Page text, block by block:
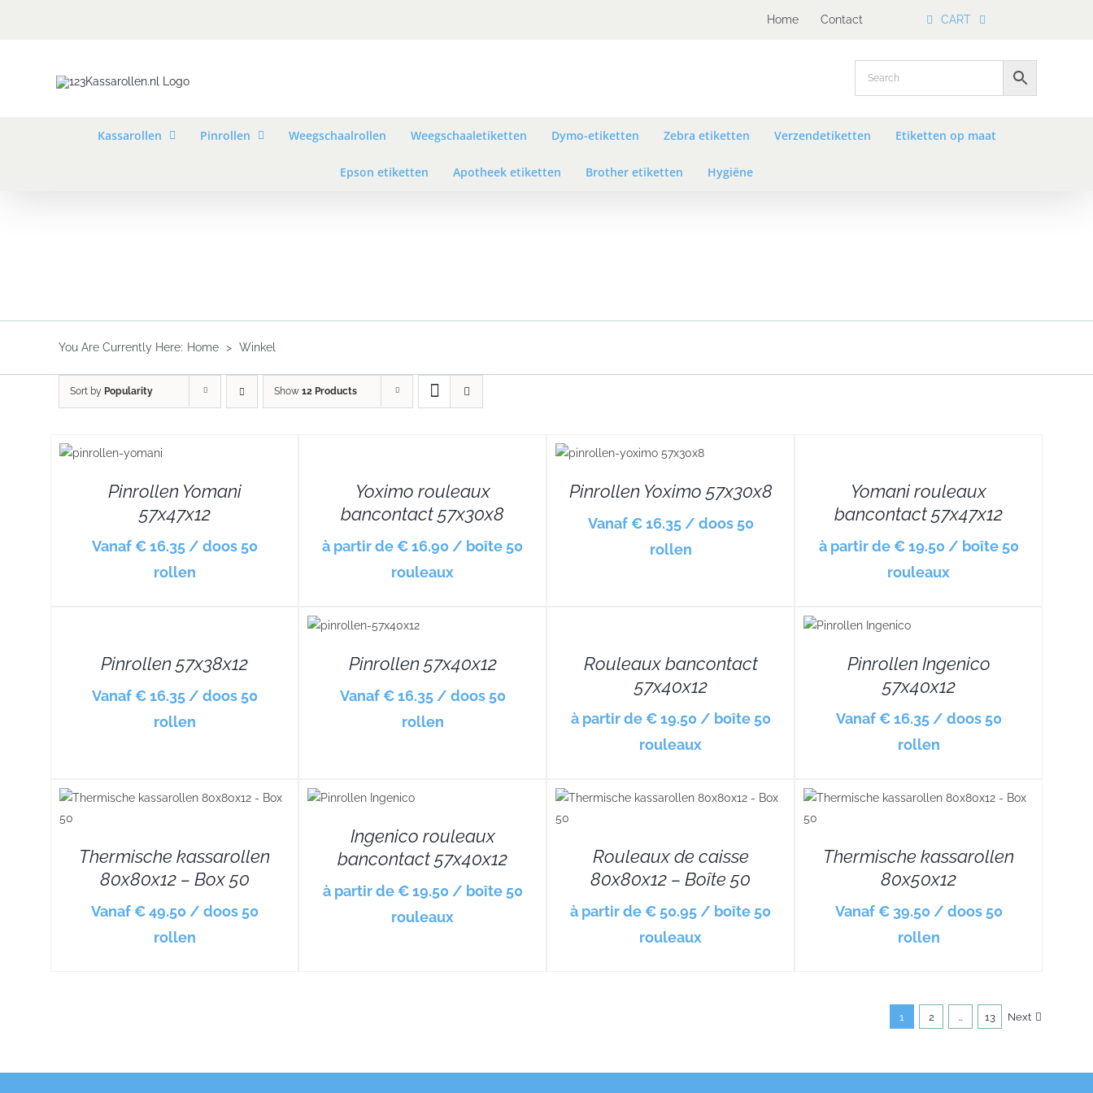
Home Contact CART
Kassarollen Pinrollen Weegschaalrollen Weegschaaletiketten Dymo-etiketten Zebra etiketten Verzendetiketten Etiketten op maat
Epson etiketten Apotheek etiketten Brother etiketten Hygiëne
You Are Currently Here: Home > Winkel
Sort by Popularity Show 12 Products
Pinrollen Yomani
57x47x12
Vanaf € 16.35 / doos 50
rollen
Yoximo rouleaux
bancontact 57x30x8
à partir de € 16.90 / boîte 50
rouleaux
Pinrollen Yoximo 57x30x8
Vanaf € 16.35 / doos 50
rollen
Yomani rouleaux
bancontact 57x47x12
à partir de € 19.50 / boîte 50
rouleaux
Pinrollen 57x38x12
Vanaf € 16.35 / doos 50
rollen
Pinrollen 57x40x12
Vanaf € 16.35 / doos 50
rollen
Rouleaux bancontact
57x40x12
à partir de € 19.50 / boîte 50
rouleaux
Pinrollen Ingenico
57x40x12
Vanaf € 16.35 / doos 50
rollen
Thermische kassarollen
80x80x12 – Box 50
Vanaf € 49.50 / doos 50
rollen
DETAILS
Ingenico rouleaux
bancontact 57x40x12
à partir de € 19.50 / boîte 50
rouleaux
Rouleaux de caisse
80x80x12 – Boîte 50
à partir de € 50.95 / boîte 50
rouleaux
Thermische kassarollen
80x50x12
Vanaf € 39.50 / doos 50
rollen
1 2 … 13 Next